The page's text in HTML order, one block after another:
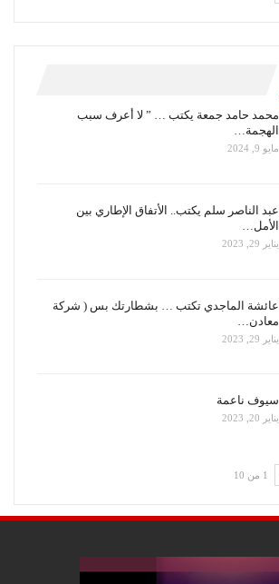
محمد حامد جمعة يكتب … ” لا أعرف سبب
الهجمة…
مايو 9, 2024
عبد الناصر سلم يكتب.. الأتفاق الإطاري بين
الأمل…
يناير 29, 2023
عائشة الماجدي تكتب … بشطارتك بس ( شركة
معادن…
يناير 29, 2023
سيوف ناعمة
يناير 20, 2023
1 من 10